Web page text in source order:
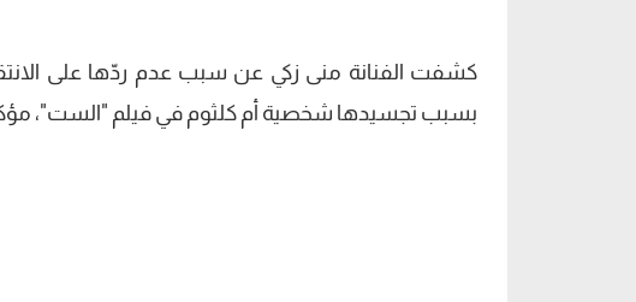
كشفت الفنانة منى زكي عن سبب عدم ردّها على
بسبب تجسيدها شخصية أم كلثوم في فيلم "الست"،